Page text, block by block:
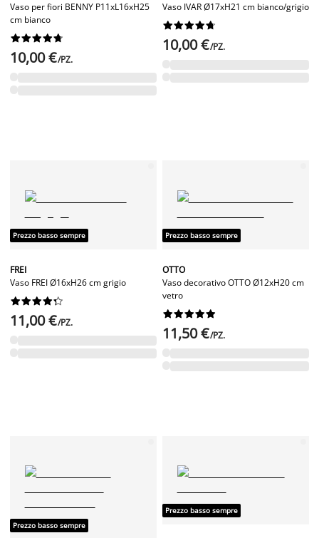
Vaso per fiori BENNY P11xL16xH25
cm bianco






10,00 €/PZ.
Vaso IVAR Ø17xH21 cm bianco/grigio






10,00 €/PZ.
Prezzo basso sempre
FREI
Vaso FREI Ø16xH26 cm grigio






11,00 €/PZ.
Prezzo basso sempre
OTTO
Vaso decorativo OTTO Ø12xH20 cm
vetro






11,50 €/PZ.
Prezzo basso sempre
Prezzo basso sempre